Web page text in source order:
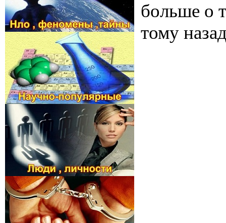
больше о
тому